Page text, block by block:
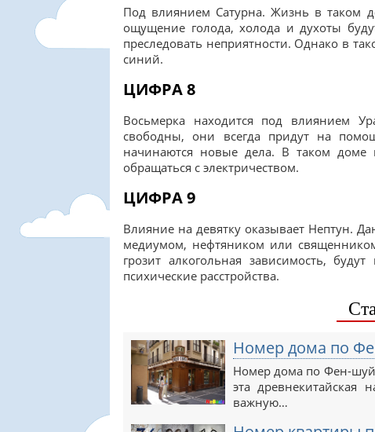
Под влиянием Сатурна. Жизнь в таком
ощущение голода, холода и духоты
преследовать неприятности. Однако в
синий.
ЦИФРА 8
Восьмерка находится под влиянием
свободны, они всегда придут на
начинаются новые дела. В таком доме
обращаться с электричеством.
ЦИФРА 9
Влияние на девятку оказывает Нептун.
медиумом, нефтяником или
грозит алкогольная зависимость,
психические расстройства.
Номер дома по
Номер дома по Фен-шуй
эта древнекитайская
важную…